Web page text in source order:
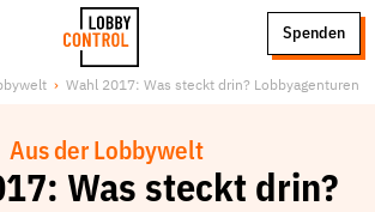
LobbyControl
Spenden
Wahl 2017: Was steckt drin? Lobbyagenturen
Aus der Lobbywelt
Was steckt drin?